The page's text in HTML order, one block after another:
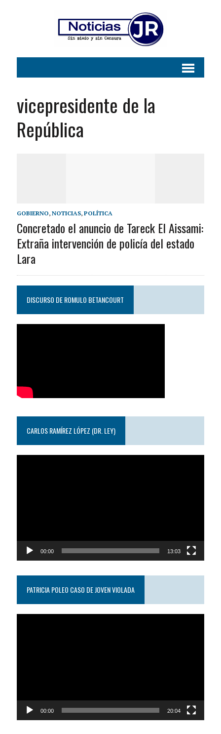
vicepresidente de la
República
GOBIERNO, NOTICIAS, POLÍTICA
Concretado el anuncio de Tareck El Aissami:
Extraña intervención de policía del estado
Lara
DISCURSO DE ROMULO BETANCOURT
CARLOS RAMÍREZ LÓPEZ (DR. LEY)
00:00 13:03
PATRICIA POLEO CASO DE JOVEN VIOLADA
00:00 20:04